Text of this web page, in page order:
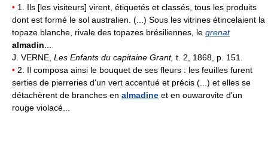
• 1. Ils [les visiteurs] virent, étiquetés et classés, tous les produits
dont est formé le sol australien. (...) Sous les vitrines étincelaient la
topaze blanche, rivale des topazes brésiliennes, le grenat
almadin
J. VERNE, Les Enfants du capitaine Grant, t. 2, 1868, p. 151.
• 2. Il composa ainsi le bouquet de ses fleurs : les feuilles furent
serties de pierreries d'un vert accentué et précis (...) et elles se
détachèrent de branches en almadine et en ouwarovite d'un
rouge violacé...